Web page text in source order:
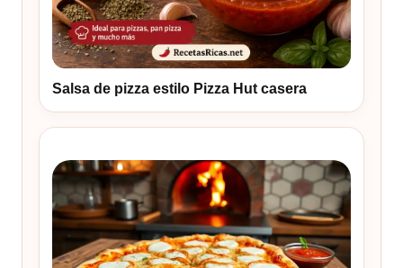
Salsa de pizza estilo Pizza Hut casera